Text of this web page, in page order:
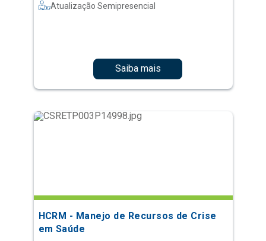
Atualização Semipresencial
Saiba mais
HCRM - Manejo de Recursos de Crise
em Saúde